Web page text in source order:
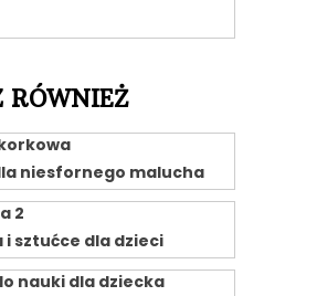
RÓWNIEŻ
niesfornego malucha
i sztućce dla dzieci